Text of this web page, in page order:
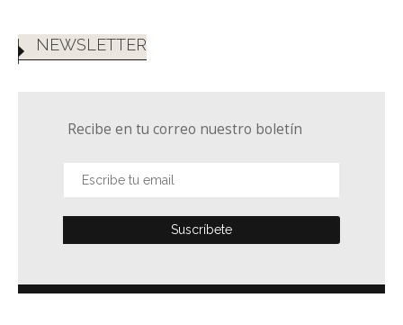
NEWSLETTER
Recibe en tu correo nuestro boletín